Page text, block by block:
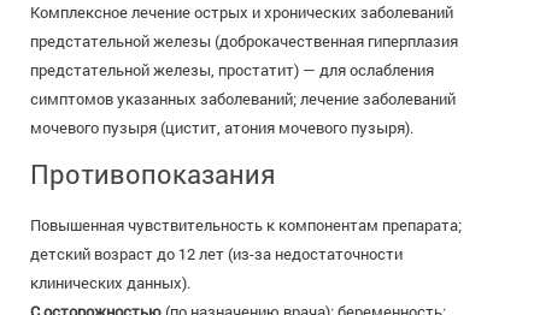
Комплексное лечение острых и хронических заболеваний
предстательной железы (доброкачественная гиперплазия
предстательной железы, простатит) — для ослабления
симптомов указанных заболеваний; лечение заболеваний
мочевого пузыря (цистит, атония мочевого пузыря).
Противопоказания
Повышенная чувствительность к компонентам препарата;
детский возраст до 12 лет (из-за недостаточности
клинических данных).